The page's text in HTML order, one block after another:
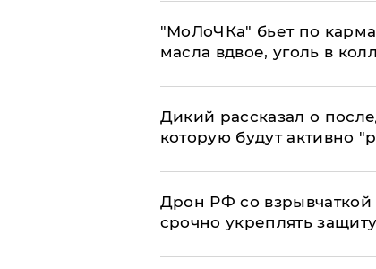
​"МоЛоЧКа" бьет по
масла вдвое, уголь в
Дикий рассказал о
которую будут активно
​Дрон РФ со
срочно укреплять